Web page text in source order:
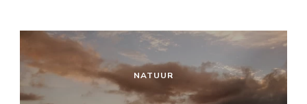
NATUUR